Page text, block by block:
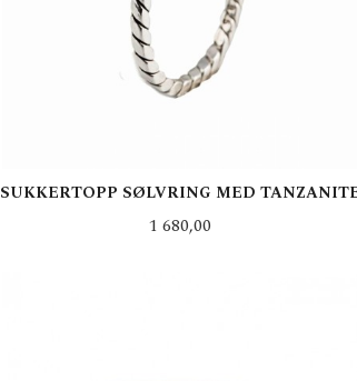
SUKKERTOPP SØLVRING MED
Pris
1 680,00